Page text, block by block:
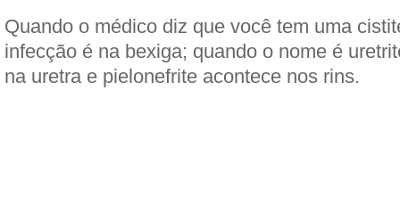
Quando o médico diz que você tem uma
infecção é na bexiga; quando o nome é
na uretra e pielonefrite acontece nos rins.